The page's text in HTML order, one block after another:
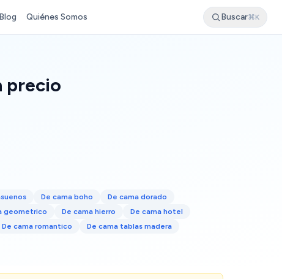
Blog Quiénes Somos Buscar⌘K
precio
De cama boho
De cama dorado
geometrico De cama hierro
De cama hotel
De cama romantico
De cama tablas madera